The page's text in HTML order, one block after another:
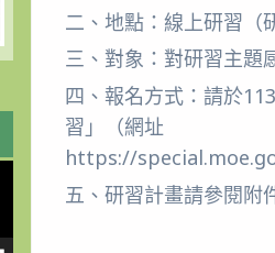
二、地點：線上研習（
三、對象：對研習主題
四、報名方式：請於
習」（網址
https://
五、研習計畫請參閱附